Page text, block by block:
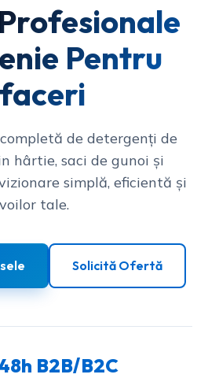
Pentru
de detergenți de
hârtie, saci de gunoi și
simplă, eficientă și
tale.
Solicită Ofertă
B2B/B2C